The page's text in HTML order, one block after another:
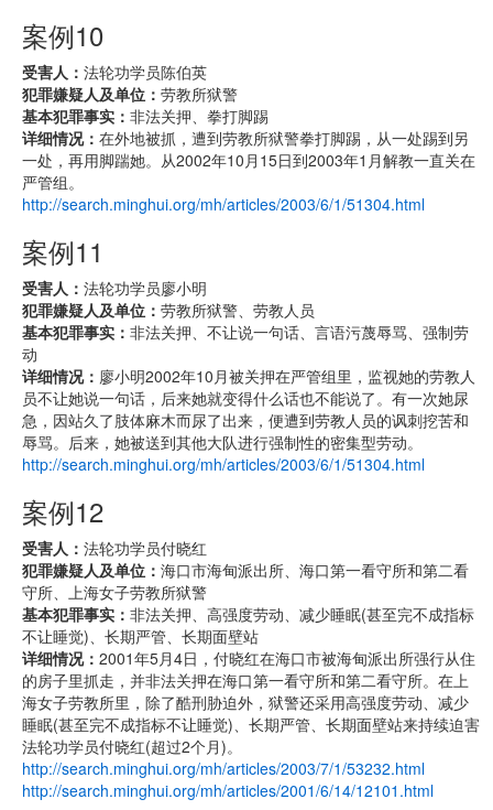
案例10
受害人： 法轮功学员陈伯英
犯罪嫌疑人及单位： 劳教所狱警
基本犯罪事实： 非法关押、拳打脚踢
详细情况： 在外地被抓，遭到劳教所狱警拳打脚踢，从一处踢到另
一处，再用脚踹她。从2002年10月15日到2003年1月解教一直关在
严管组。
http://search.minghui.org/mh/articles/2003/6/1/51304.html
案例11
受害人： 法轮功学员廖小明
犯罪嫌疑人及单位： 劳教所狱警、劳教人员
基本犯罪事实： 非法关押、不让说一句话、言语污蔑辱骂、强制劳
动
详细情况： 廖小明2002年10月被关押在严管组里，监视她的劳教人
员不让她说一句话，后来她就变得什么话也不能说了。有一次她尿
急，因站久了肢体麻木而尿了出来，便遭到劳教人员的讽刺挖苦和
辱骂。后来，她被送到其他大队进行强制性的密集型劳动。
http://search.minghui.org/mh/articles/2003/6/1/51304.html
案例12
受害人： 法轮功学员付晓红
犯罪嫌疑人及单位： 海口市海甸派出所、海口第一看守所和第二看
守所、上海女子劳教所狱警
基本犯罪事实： 非法关押、高强度劳动、减少睡眠(甚至完不成指标
不让睡觉)、长期严管、长期面壁站
详细情况： 2001年5月4日，付晓红在海口市被海甸派出所强行从住
的房子里抓走，并非法关押在海口第一看守所和第二看守所。在上
海女子劳教所里，除了酷刑胁迫外，狱警还采用高强度劳动、减少
睡眠(甚至完不成指标不让睡觉)、长期严管、长期面壁站来持续迫害
法轮功学员付晓红(超过2个月)。
http://search.minghui.org/mh/articles/2003/7/1/53232.html
http://search.minghui.org/mh/articles/2001/6/14/12101.html